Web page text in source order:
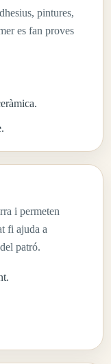
pintures,
es fan proves
i permeten
fi ajuda a
patró.